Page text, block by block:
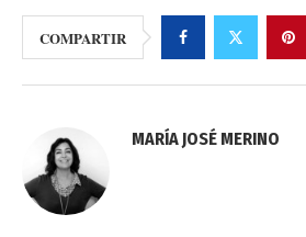
COMPARTIR
MARÍA JOSÉ MERINO